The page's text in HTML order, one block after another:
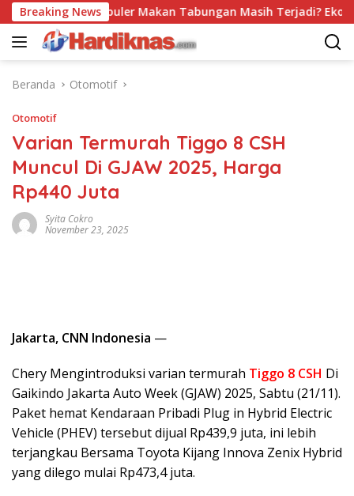
Langsung
ke
konten
Breaking News
Trend Populer Makan Tabungan Masih Terjadi? Ekonom
Beranda Otomotif
Otomotif
Varian Termurah Tiggo 8 CSH
Muncul Di GJAW 2025, Harga
Rp440 Juta
Syita Cokro
November 23, 2025
Jakarta, CNN Indonesia —
Chery Mengintroduksi varian termurah Tiggo 8 CSH Di
Gaikindo Jakarta Auto Week (GJAW) 2025, Sabtu (21/11).
Paket hemat Kendaraan Pribadi Plug in Hybrid Electric
Vehicle (PHEV) tersebut dijual Rp439,9 juta, ini lebih
terjangkau Bersama Toyota Kijang Innova Zenix Hybrid
yang dilego mulai Rp473,4 juta.